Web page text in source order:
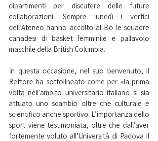
dipartimenti per discutere delle future
collaborazioni. Sempre lunedì i vertici
dell’Ateneo hanno accolto al Bo le squadre
canadesi di basket femminile e pallavolo
maschile della British Columbia.
In questa occasione, nel suo benvenuto, il
Rettore ha sottolineato come per «la prima
volta nell’ambito universitario italiano si sia
attuato uno scambio oltre che culturale e
scientifico anche sportivo. L’importanza dello
sport viene testimoniata, oltre che dall’aver
fortemente voluto all’Università di Padova il